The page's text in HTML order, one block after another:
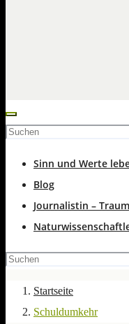
Sinn und Werte
Blog
Journalistin –
Startseite
Schuldumkehr